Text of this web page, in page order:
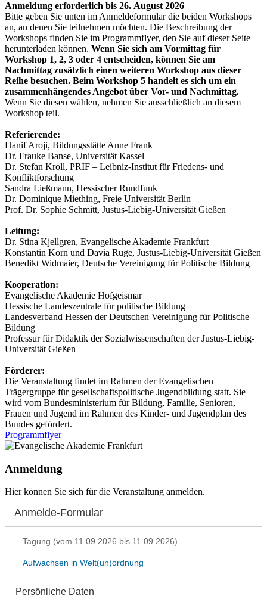
Anmeldung erforderlich bis 26. August 2026
Bitte geben Sie unten im Anmeldeformular die beiden Workshops
an, an denen Sie teilnehmen möchten. Die Beschreibung der
Workshops finden Sie im Programmflyer, den Sie auf dieser Seite
herunterladen können. Wenn Sie sich am Vormittag für
Workshop 1, 2, 3 oder 4 entscheiden, können Sie am
Nachmittag zusätzlich einen weiteren Workshop aus dieser
Reihe besuchen. Beim Workshop 5 handelt es sich um ein
zusammenhängendes Angebot über Vor- und Nachmittag.
Wenn Sie diesen wählen, nehmen Sie ausschließlich an diesem
Workshop teil.
Referierende:
Hanif Aroji, Bildungsstätte Anne Frank
Dr. Frauke Banse, Universität Kassel
Dr. Stefan Kroll, PRIF – Leibniz-Institut für Friedens- und
Konfliktforschung
Sandra Ließmann, Hessischer Rundfunk
Dr. Dominique Miething, Freie Universität Berlin
Prof. Dr. Sophie Schmitt, Justus-Liebig-Universität Gießen
Leitung:
Dr. Stina Kjellgren, Evangelische Akademie Frankfurt
Konstantin Korn und Davia Ruge, Justus-Liebig-Universität Gießen
Benedikt Widmaier, Deutsche Vereinigung für Politische Bildung
Kooperation:
Evangelische Akademie Hofgeismar
Hessische Landeszentrale für politische Bildung
Landesverband Hessen der Deutschen Vereinigung für Politische
Bildung
Professur für Didaktik der Sozialwissenschaften der Justus-Liebig-
Universität Gießen
Förderer:
Die Veranstaltung findet im Rahmen der Evangelischen
Trägergruppe für gesellschaftspolitische Jugendbildung statt. Sie
wird vom Bundesministerium für Bildung, Familie, Senioren,
Frauen und Jugend im Rahmen des Kinder- und Jugendplan des
Bundes gefördert.
Programmflyer
Anmeldung
Hier können Sie sich für die Veranstaltung anmelden.